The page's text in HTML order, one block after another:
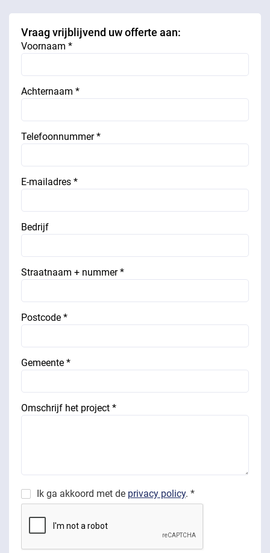
Vraag vrijblijvend uw offerte aan:
Voornaam *
Achternaam *
Telefoonnummer *
E-mailadres *
Bedrijf
Straatnaam + nummer *
Postcode *
Gemeente *
Omschrijf het project *
Ik ga akkoord met de privacy policy. *